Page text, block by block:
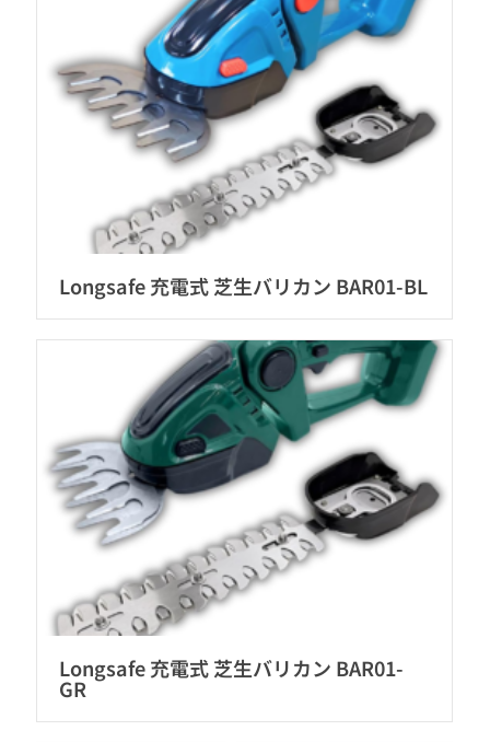
Longsafe 充電式 芝生バリカン BAR01-BL
Longsafe 充電式 芝生バリカン BAR01-
GR